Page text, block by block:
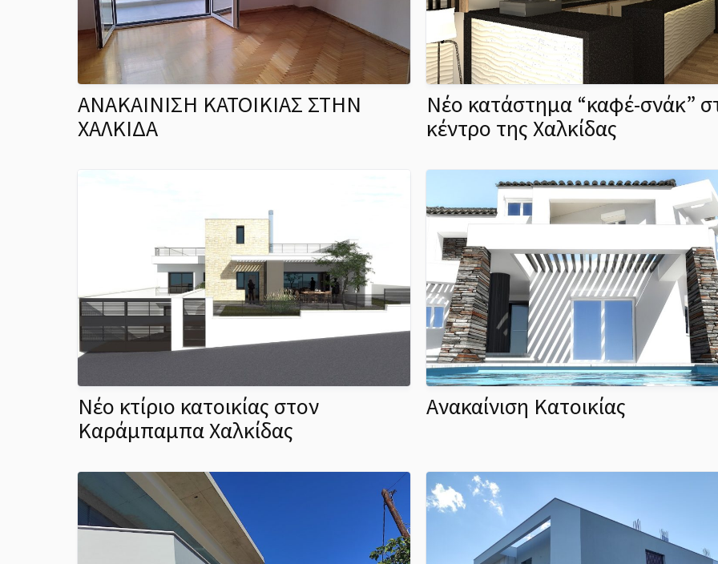
ΑΝΑΚΑΙΝΙΣΗ ΚΑΤΟΙΚΙΑΣ ΣΤΗΝ
ΧΑΛΚΙΔΑ
Νέο κατάστημα “καφέ-σνάκ”
κέντρο της Χαλκίδας
Νέο κτίριο κατοικίας στον
Καράμπαμπα Χαλκίδας
Ανακαίνιση Κατοικίας